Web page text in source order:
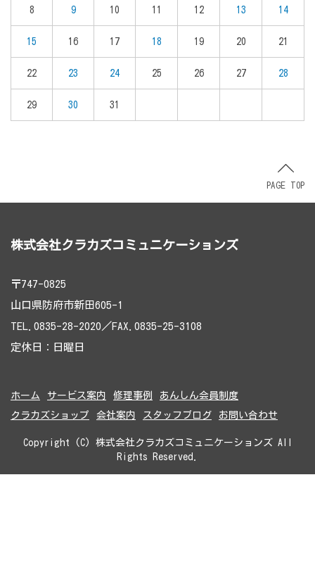
8 9 10 11 12 13 14
15 16 17 18 19 20 21
22 23 24 25 26 27 28
29 30 31
PAGE TOP
株式会社クラカズコミュニケーションズ
〒747-0825
山口県防府市新田605-1
TEL.0835-28-2020／FAX.0835-25-3108
定休日：日曜日
ホーム サービス案内 修理事例
あんしん会員制度
クラカズショップ
会社案内 スタッフブログ お問い合わせ
Copyright (C) 株式会社クラカズコミュニケーションズ All
Rights Reserved.